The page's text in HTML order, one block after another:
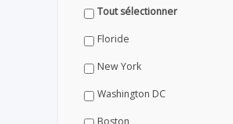
Tout sélectionner
Floride
New York
Washington DC
Boston